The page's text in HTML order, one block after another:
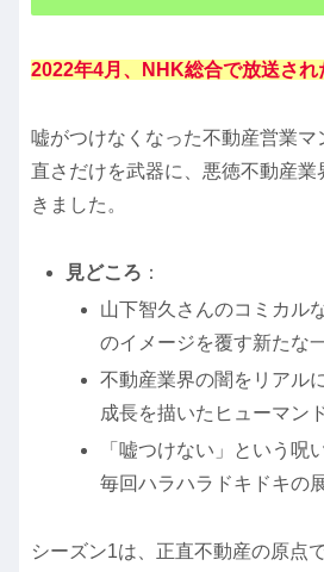
2022年4月、NHK総合で放送され
嘘がつけなくなった不動産営業マ
直さだけを武器に、悪徳不動産業
きました。
見どころ ：
山下智久さんのコミカル
のイメージを覆す新たな
不動産業界の闇をリアル
成長を描いたヒューマン
「嘘つけない」という呪
毎回ハラハラドキドキの
シーズン1は、正直不動産の原点